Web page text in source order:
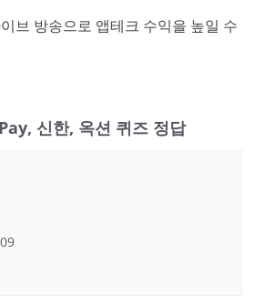
브 방송으로 앱테크 수익을 높일 수
신한, 옥션 퀴즈 정답